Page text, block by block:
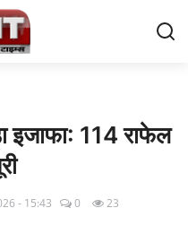
इजाफा: 114 राफेल
- 15:43 0 23